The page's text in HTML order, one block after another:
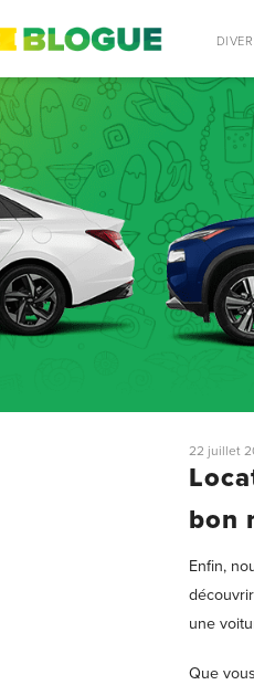
RECHERCHE
22 juillet
bon
Enfin,
une
Que